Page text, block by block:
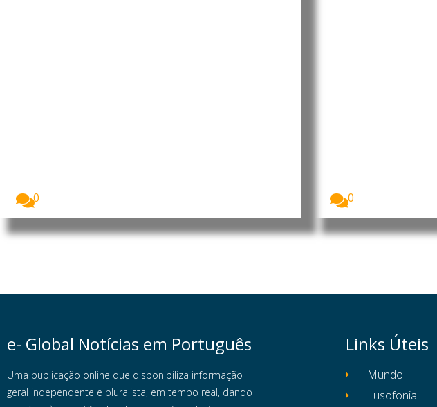
0
0
e- Global Notícias em Português
Uma publicação online que disponibiliza informação
geral independente e pluralista, em tempo real, dando
Links Úteis
Mundo
Lusofonia